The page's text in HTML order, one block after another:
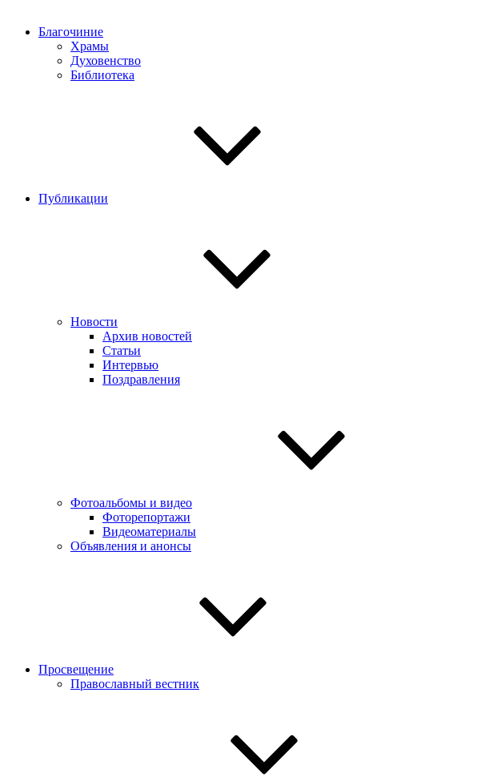
Благочиние
Храмы
Духовенство
Библиотека
Публикации
Новости
Архив новостей
Статьи
Интервью
Поздравления
Фотоальбомы и видео
Фоторепортажи
Видеоматериалы
Объявления и анонсы
Просвещение
Православный вестник